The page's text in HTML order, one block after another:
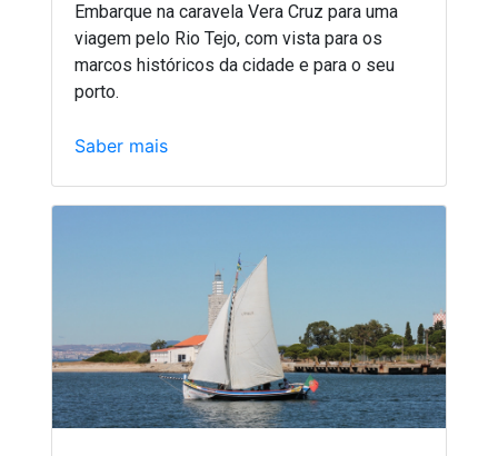
Embarque na caravela Vera Cruz para uma
viagem pelo Rio Tejo, com vista para os
marcos históricos da cidade e para o seu
porto.
Saber mais